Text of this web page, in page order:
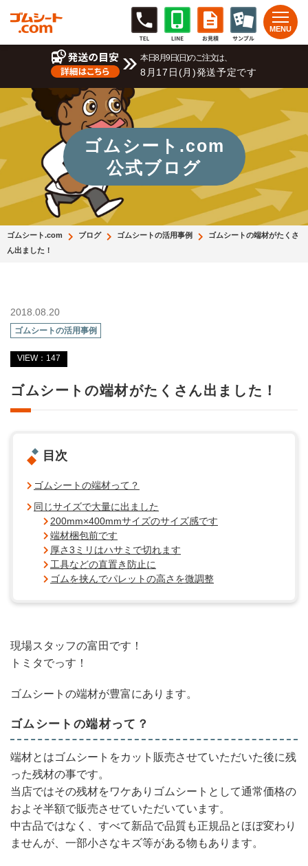
本日8月9日(日)のご注文は、
8月17日(月)発送予定です
ゴムシート.com
公式ブログ
ゴムシート.com ブログ ゴムシートの活用事例
ゴムシートの端材がたくさ
ん出ました！
2018.08.20
ゴムシートの活用事例
VIEW：147
ゴムシートの端材がたくさん出ました！
目次
ゴムシートの端材って？
同じサイズで大量に出ました
200mm×400mmサイズのサイズ感です
端材梱包前です
厚さ3ミリはハサミで切れます
工具などの直置き防止に
ゴムを挟んでパレットの高さを微調整
現場スタッフの富田です！
トミタでっす！
ゴムシートの端材が豊富にあります。
ゴムシートの端材って？
端材とはゴムシートをカット販売させていただいた後に残
った残材の事です。
当店ではその残材をワケありゴムシートとして通常価格の
およそ半額で販売させていただいています。
中古品ではなく、 すべて新品で品質も正規品とほぼ変わり
ませんが、 一部小さなキズ等がある物もあります。